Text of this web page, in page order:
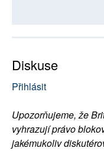
Diskuse
Přihlásit
Upozorňujeme, že
vyhrazují právo
jakémukoliv